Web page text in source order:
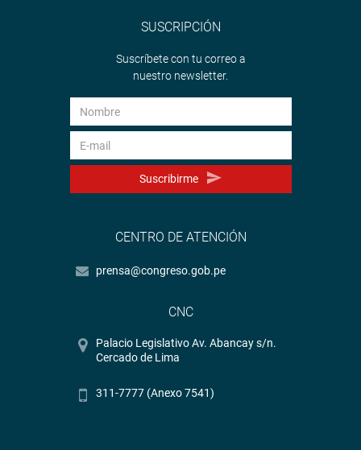
SUSCRIPCIÓN
Suscríbete con tu correo a
nuestro newsletter.
Suscribirme
CENTRO DE ATENCIÓN
prensa@congreso.gob.pe
CNC
Palacio Legislativo Av. Abancay s/n.
Cercado de Lima
311-7777 (Anexo 7541)